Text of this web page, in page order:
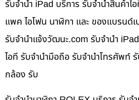
รับจำนำ iPad บริการ รับจำนำสินค้าไ
แพค ไอโฟน นาฬิกา และ ของแบรนด์
รับจํานําแจ้งวัฒนะ.com รับจำนำ
ไอที รับจำนำมือถือ รับจำนำโทรศัพท์
กล้อง รับ